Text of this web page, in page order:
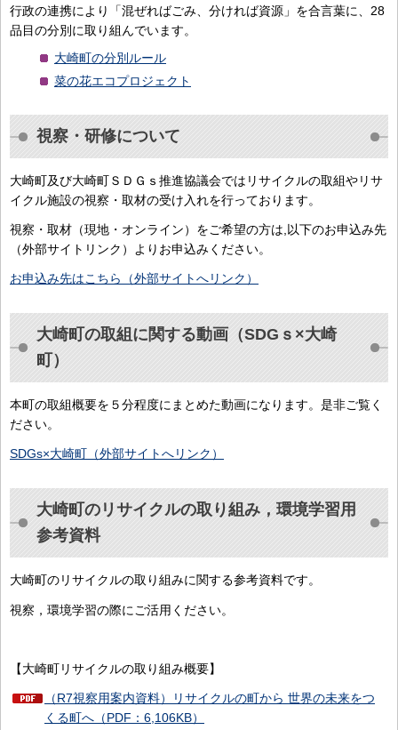
行政の連携により「混ぜればごみ、分ければ資源」を合言葉に、28
品目の分別に取り組んでいます。
大崎町の分別ルール
菜の花エコプロジェクト
視察・研修について
大崎町及び大崎町ＳＤＧｓ推進協議会ではリサイクルの取組やリサ
イクル施設の視察・取材の受け入れを行っております。
視察・取材（現地・オンライン）をご希望の方は,以下のお申込み先
（外部サイトリンク）よりお申込みください。
お申込み先はこちら（外部サイトへリンク）
大崎町の取組に関する動画（SDGｓ×大崎
町）
本町の取組概要を５分程度にまとめた動画になります。是非ご覧く
ださい。
SDGs×大崎町（外部サイトへリンク）
大崎町のリサイクルの取り組み，環境学習用
参考資料
大崎町のリサイクルの取り組みに関する参考資料です。
視察，環境学習の際にご活用ください。
【大崎町リサイクルの取り組み概要】
（R7視察用案内資料）リサイクルの町から 世界の未来をつ
くる町へ（PDF：6,106KB）